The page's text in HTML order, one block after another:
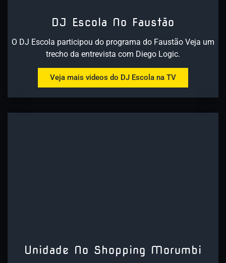
DJ Escola No Faustão
O DJ Escola participou do programa do Faustão Veja um
trecho da entrevista com Diego Logic.
Veja mais videos do DJ Escola na TV
Unidade No Shopping Morumbi